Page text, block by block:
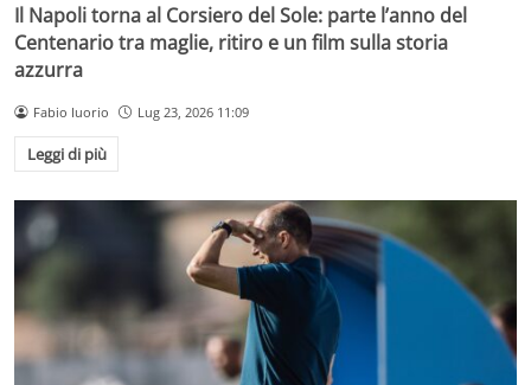
Il Napoli torna al Corsiero del Sole: parte l’anno del
Centenario tra maglie, ritiro e un film sulla storia
azzurra
Fabio Iuorio Lug 23, 2026 11:09
Leggi di più